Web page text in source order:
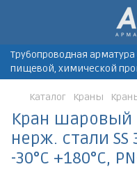
Трубопроводная
пищевой, химической
Каталог Краны
Кран шаровый
нерж. стали
-30°C +180°C,